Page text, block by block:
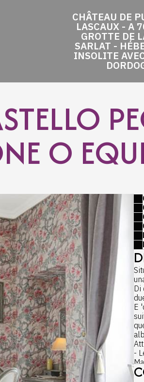
CHÂTEAU DE
LASCAUX - A
GROTTE DE
SARLAT -
INSOLITE
O
Di
E
-
-